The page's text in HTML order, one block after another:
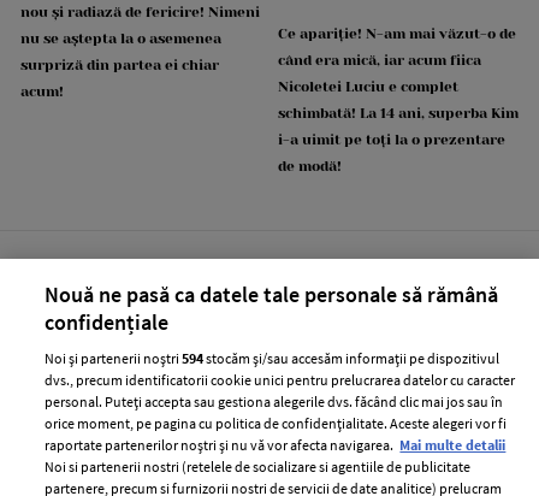
nou și radiază de fericire! Nimeni
nu se aștepta la o asemenea
surpriză din partea ei chiar
acum!
Ce apariție! N-am mai văzut-o de
când era mică, iar acum fiica
Nicoletei Luciu e complet
schimbată! La 14 ani, superba Kim
i-a uimit pe toți la o prezentare
de modă!
CATINE.RO
Nouă ne pasă ca datele tale personale să rămână
confidențiale
Noi și partenerii noștri594stocăm și/sau accesăm informații pe dispozitivul
dvs., precum identificatorii cookie unici pentru prelucrarea datelor cu caracter
personal. Puteți accepta sau gestiona alegerile dvs. făcând clic mai jos sau în
orice moment, pe pagina cu politica de confidențialitate. Aceste alegeri vor fi
raportate partenerilor noștri și nu vă vor afecta navigarea. Mai multe detalii
Noi si partenerii nostri (retelele de socializare si agentiile de publicitate
partenere, precum si furnizorii nostri de servicii de date analitice) prelucram